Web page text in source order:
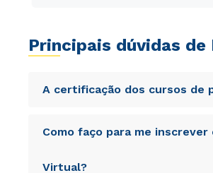
Principais dúvidas de
A certificação dos cursos de
totam rem aperiam, eaque ipsa
consequuntur magni dolores eos
Como faço para me
Virtual?